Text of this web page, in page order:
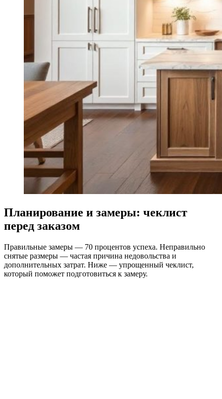
Планирование и замеры: чеклист
перед заказом
Правильные замеры — 70 процентов успеха. Неправильно
снятые размеры — частая причина недовольства и
дополнительных затрат. Ниже — упрощенный чеклист,
который поможет подготовиться к замеру.